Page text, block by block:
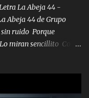
Es el DOS de
La Abeja 44 -
Abeja 44 de Grupo
ruido Porque
miran sencillito Con
ya van sonando